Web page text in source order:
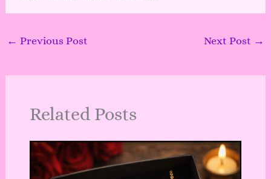
← Previous Post Next Post →
Related Posts